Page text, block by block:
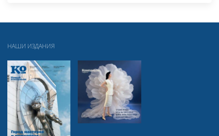
НАШИ ИЗДАНИЯ